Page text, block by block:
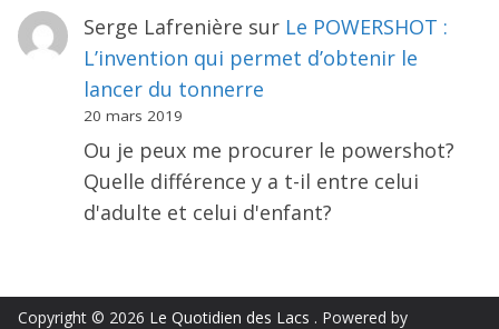
Serge Lafrenière sur Le POWERSHOT :
L’invention qui permet d’obtenir le
lancer du tonnerre
20 mars 2019
Ou je peux me procurer le powershot?
Quelle différence y a t-il entre celui
d'adulte et celui d'enfant?
Copyright © 2026 Le Quotidien des Lacs . Powered by